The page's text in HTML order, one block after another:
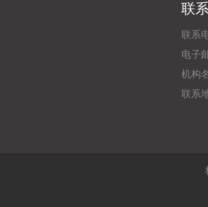
联
联系
电子
机构
联系